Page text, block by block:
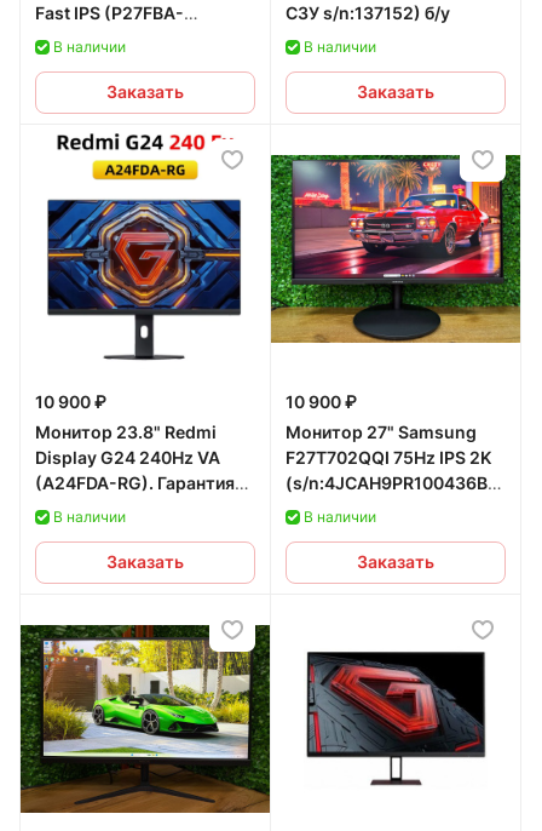
Fast IPS (P27FBA-
RX/P27FBB-RG). Гарантия
В наличии
Заказать
СЗУ s/n:137152) б/у
В наличии
Заказать
10 900 ₽
Монитор 23.8" Redmi
Display G24 240Hz VA
(A24FDA-RG). Гарантия
12 мес.
В наличии
Заказать
10 900 ₽
Монитор 27" Samsung
F27T702QQI 75Hz IPS 2K
(s/n:4JCAH9PR100436B,
СЗУ:136935) б/у
В наличии
Заказать